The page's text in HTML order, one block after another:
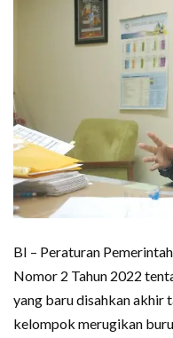
BI – Peraturan
Nomor 2 Tahun 2022
yang baru disahkan akhir
kelompok merugikan